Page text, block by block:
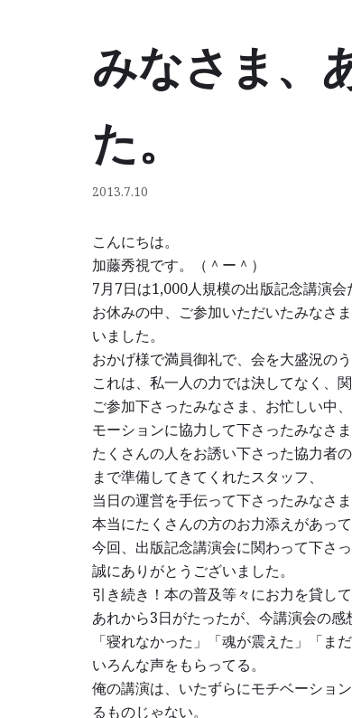
みなさま、
た。
2013.7.10
こんにちは。
加藤秀視です。（＾ー＾）
7月7日は1,000人規模の出版記念講演会
お休みの中、ご参加いただいたみなさ
いました。
おかげ様で満員御礼で、会を大盛況の
これは、私一人の力では決してなく、
ご参加下さったみなさま、お忙しい中
モーションに協力して下さったみなさま
たくさんの人をお誘い下さった協力者
まで準備してきてくれたスタッフ、
当日の運営を手伝って下さったみなさ
本当にたくさんの方のお力添えがあっ
今回、出版記念講演会に関わって下さ
誠にありがとうございました。
引き続き！本の普及等々にお力を貸し
あれから3日がたったが、今講演会の感
「寝れなかった」「魂が震えた」「ま
いろんな声をもらってる。
俺の講演は、いたずらにモチベーショ
るものじゃない。